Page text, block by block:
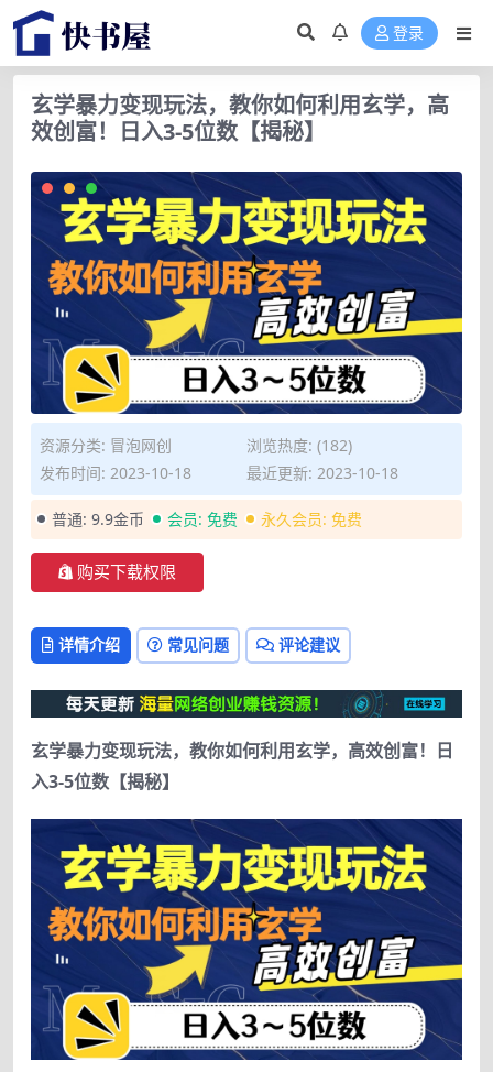
登录
玄学暴力变现玩法，教你如何利用玄学，高
效创富！日入3-5位数【揭秘】
资源分类: 冒泡网创
浏览热度: (182)
发布时间: 2023-10-18
最近更新: 2023-10-18
普通: 9.9金币 会员: 免费 永久会员: 免费
购买下载权限
详情介绍 常见问题 评论建议
玄学暴力变现玩法，教你如何利用玄学，高效创富！日
入3-5位数【揭秘】